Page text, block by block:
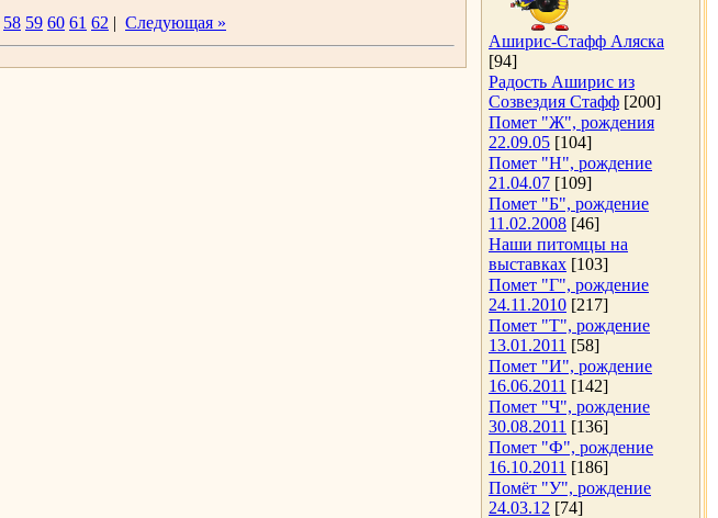
58 59 60 61 62 | Следующая »
Аширис-Стафф Аляска
[94]
Радость Аширис из
Созвездия Стафф [200]
Помет "Ж", рождения
22.09.05 [104]
Помет "Н", рождение
21.04.07 [109]
Помет "Б", рождение
11.02.2008 [46]
Наши питомцы на
выставках [103]
Помет "Г", рождение
24.11.2010 [217]
Помет "Т", рождение
13.01.2011 [58]
Помет "И", рождение
16.06.2011 [142]
Помет "Ч", рождение
30.08.2011 [136]
Помет "Ф", рождение
16.10.2011 [186]
Помёт "У", рождение
24.03.12 [74]